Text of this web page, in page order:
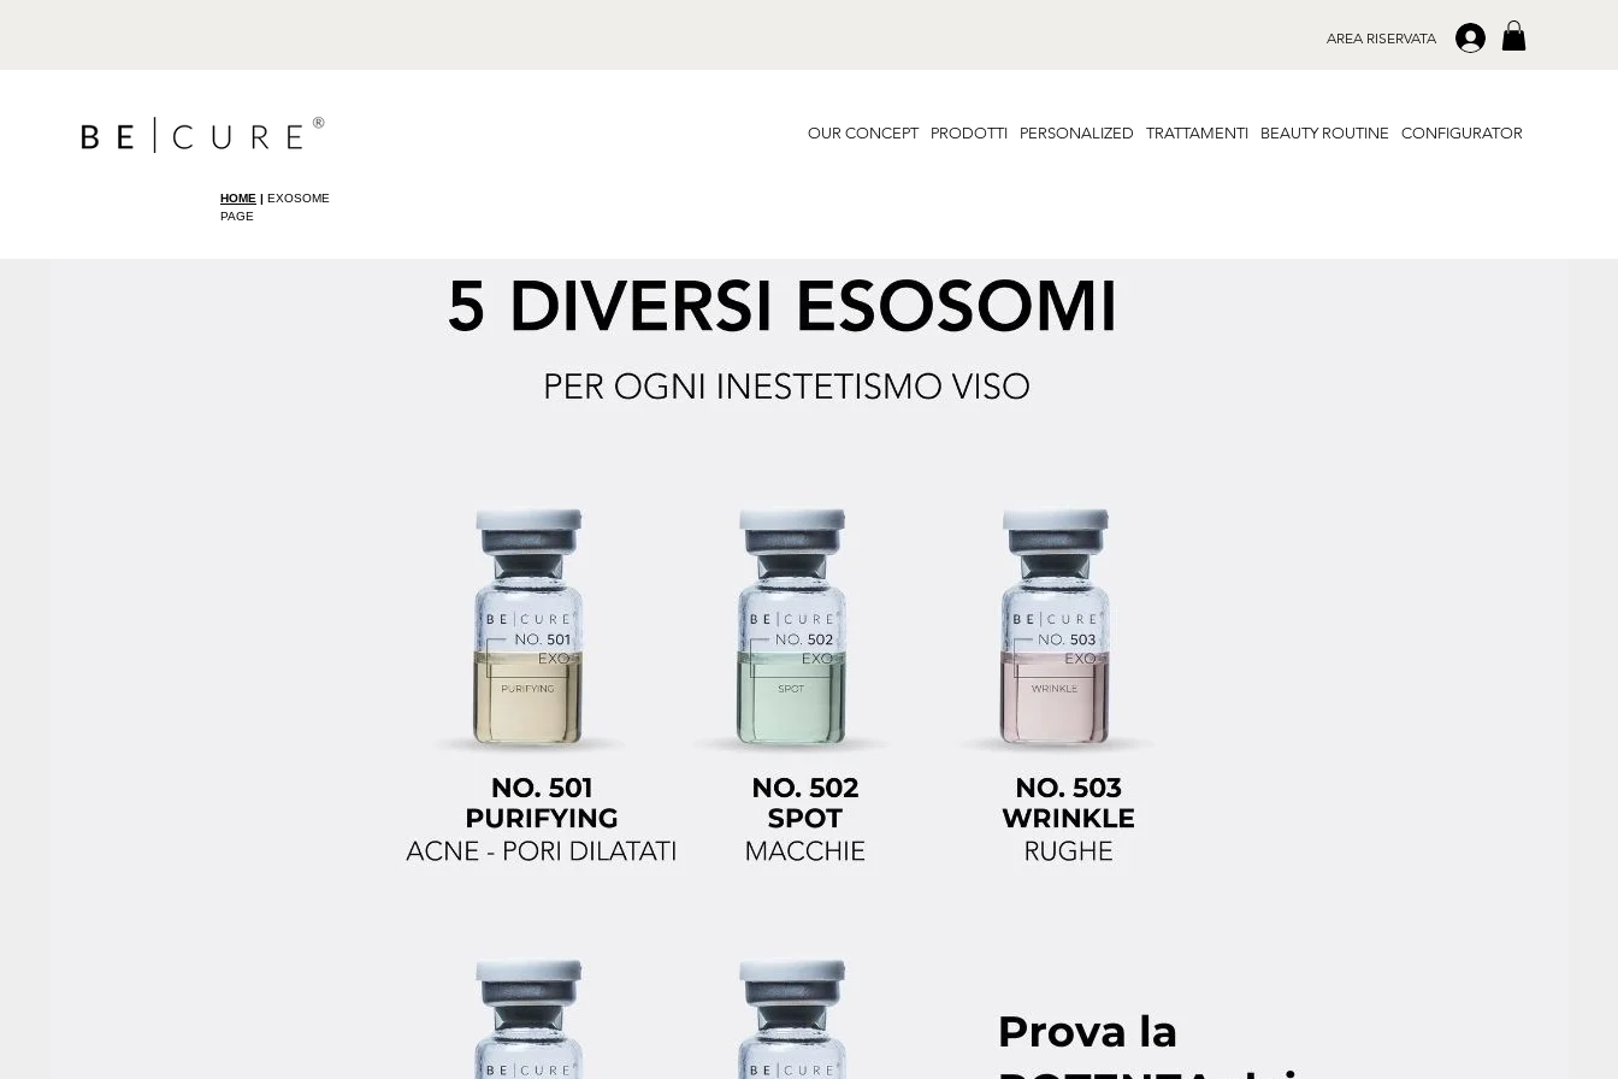
AREA RISERVATA .
OUR CONCEPT PRODOTTI PERSONALIZED TRATTAMENTI BEAUTY ROUTINE CONFIGURATOR
HOME | EXOSOME
PAGE